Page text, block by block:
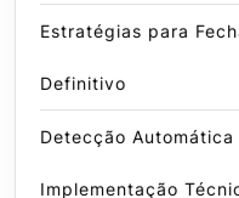
Estratégias para
Definitivo
Detecção
Implementação